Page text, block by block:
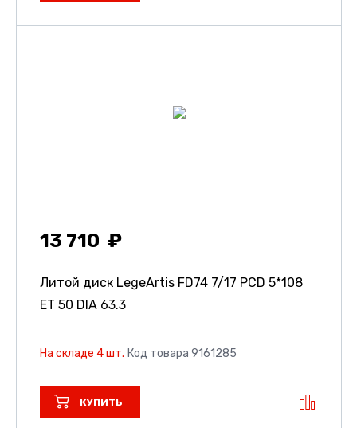
13 710
Литой диск LegeArtis FD74 7/17 PCD 5*108
ET 50 DIA 63.3
На складе 4 шт. Код товара 9161285
КУПИТЬ